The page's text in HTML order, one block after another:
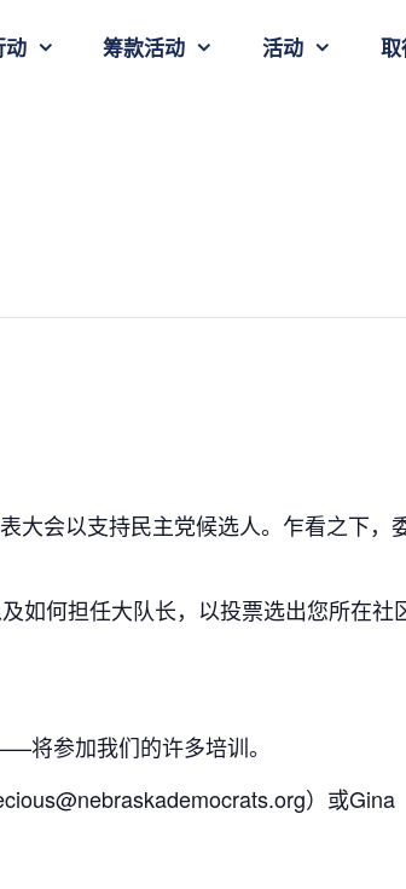
动 筹款活动 活动 取
大会以支持民主党候选人。乍看之下，
如何担任大队长，以投票选出您所在社
将参加我们的许多培训。
）或Gina